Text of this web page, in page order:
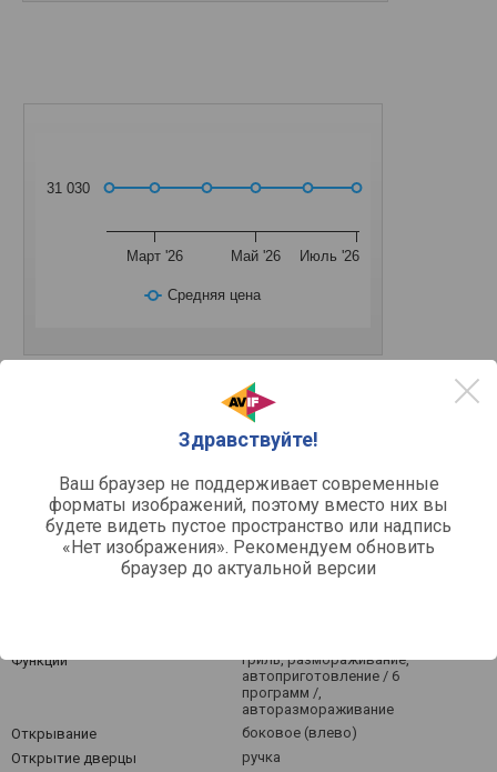
Здравствуйте!
Ваш браузер не поддерживает современные
форматы изображений, поэтому вместо них вы
будете видеть пустое пространство или надпись
«Нет изображения». Рекомендуем обновить
браузер до актуальной версии
Средняя цена
Март '26 Май '26 Июль '26
31 030
Другое
Объем
23 л
Мощность
900 Вт
Органы управления
сенсорные кнопки
Функции
гриль, размораживание,
автоприготовление / 6
программ /,
авторазмораживание
Открывание
боковое (влево)
Открытие дверцы
ручка